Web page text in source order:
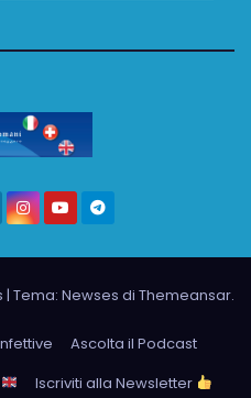
| Tema: Newses di Themeansar.
Ascolta il Podcast
Iscriviti alla Newsletter